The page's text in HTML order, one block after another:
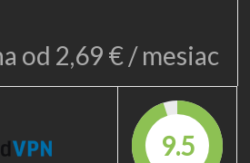
od 2,69 € / mesiac
9.5